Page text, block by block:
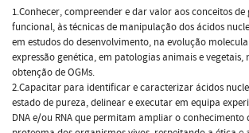
1.Conhecer, compreender e dar valor aos conceitos
funcional, às técnicas de manipulação dos ácidos
em estudos do desenvolvimento, na evolução
expressão genética, em patologias animais e vegetais,
obtenção de OGMs.
2.Capacitar para identificar e caracterizar ácidos
estado de pureza, delinear e executar em equipa
DNA e/ou RNA que permitam ampliar o conhecimento